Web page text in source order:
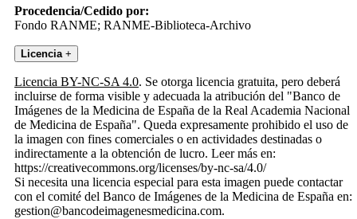
Procedencia/Cedido por:
Fondo RANME; RANME-Biblioteca-Archivo
Licencia +
Licencia BY-NC-SA 4.0. Se otorga licencia gratuita, pero deberá
incluirse de forma visible y adecuada la atribución del "Banco de
Imágenes de la Medicina de España de la Real Academia Nacional
de Medicina de España". Queda expresamente prohibido el uso de
la imagen con fines comerciales o en actividades destinadas o
indirectamente a la obtención de lucro. Leer más en:
https://creativecommons.org/licenses/by-nc-sa/4.0/
Si necesita una licencia especial para esta imagen puede contactar
con el comité del Banco de Imágenes de la Medicina de España en:
gestion@bancodeimagenesmedicina.com.